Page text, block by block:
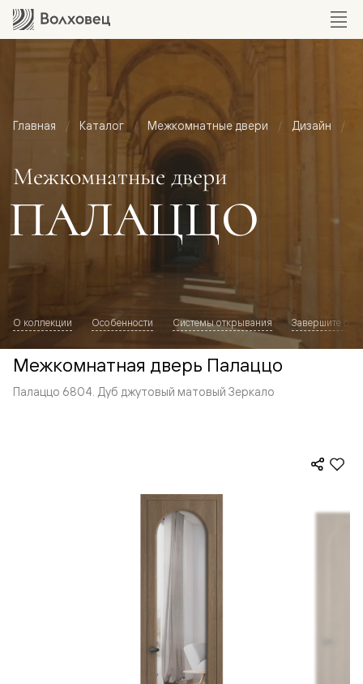
Главная Каталог Межкомнатные двери Дизайн
Межкомнатные двери
ПАЛАЦЦО
О коллекции Особенности Системы открывания Завершите
Межкомнатная дверь Палаццо
Палаццо 6804. Дуб джутовый матовый Зеркало